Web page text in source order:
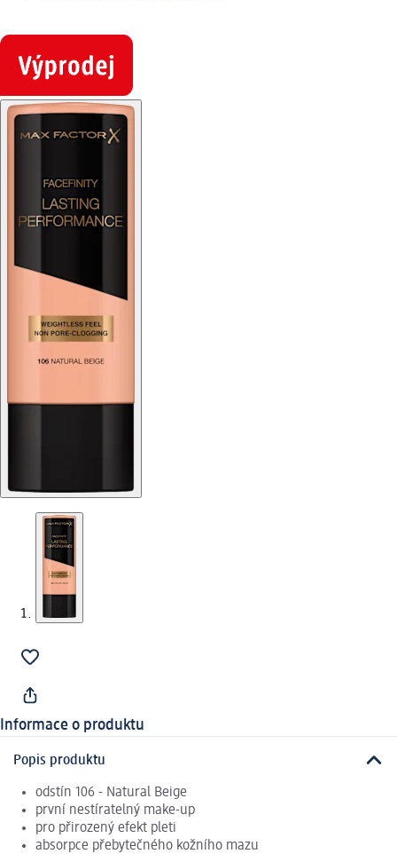
Informace o produktu
Popis produktu
odstín 106 - Natural Beige
první nestíratelný make-up
pro přirozený efekt pleti
absorpce přebytečného kožního mazu